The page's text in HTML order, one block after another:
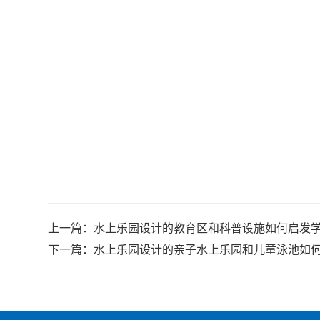
上一篇： 水上乐园设计的教育区和科普设施如何启发学
下一篇： 水上乐园设计的亲子水上乐园和儿童泳池如